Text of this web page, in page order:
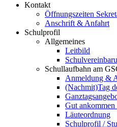
Kontakt
Öffnungszeiten
Anschrift & Anfahrt
Schulprofil
Allgemeines
Leitbild
Schullaufbahn am
Anmeldung &
(Nachmit)Tag
Gut ankommen
Läuteordnung
Schulprofil /